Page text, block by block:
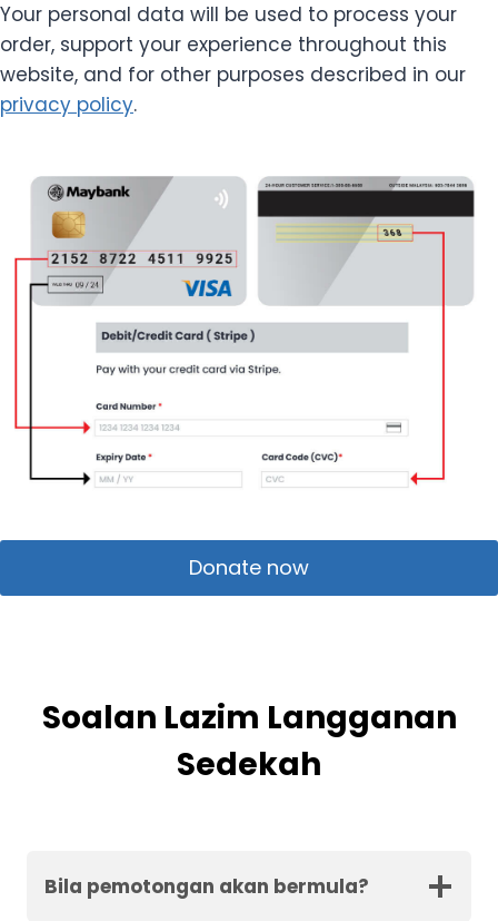
Your personal data will be used to process your
order, support your experience throughout this
website, and for other purposes described in our
privacy policy.
Donate now
Soalan Lazim Langganan
Sedekah
Bila pemotongan akan bermula?